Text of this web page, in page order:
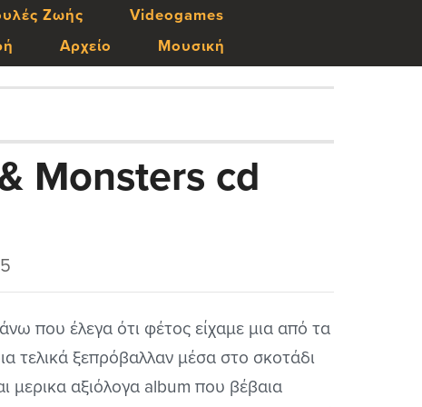
Ζωής
Videogames
Αρχείο Μουσική
Monsters cd
που έλεγα ότι φέτος είχαμε μια από τα
τελικά ξεπρόβαλλαν μέσα στο σκοτάδι
μερικα αξιόλογα album που βέβαια